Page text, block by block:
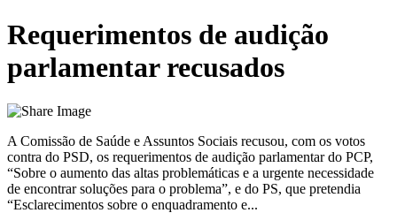
Requerimentos de audição
parlamentar recusados
A Comissão de Saúde e Assuntos Sociais recusou, com os votos
contra do PSD, os requerimentos de audição parlamentar do PCP,
“Sobre o aumento das altas problemáticas e a urgente necessidade
de encontrar soluções para o problema”, e do PS, que pretendia
“Esclarecimentos sobre o enquadramento e...